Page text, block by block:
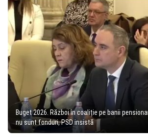
Buget 2026. Război în coaliție pe banii
nu sunt fonduri, PSD insistă